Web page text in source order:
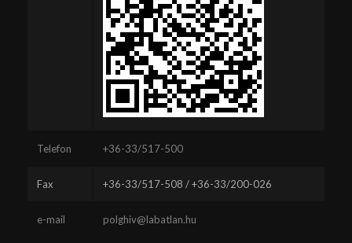
Telefon +36-33/517-500
Fax +36-33/517-508 / +36-33/200-026
e-mail polghiv@labatlan.hu